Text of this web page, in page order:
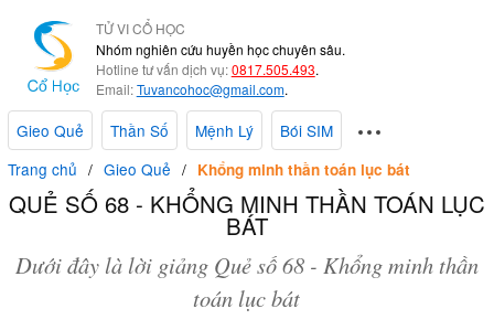
TỬ VI CỔ HỌC
Nhóm nghiên cứu huyền học chuyên sâu.
Hotline tư vấn dịch vụ:0817.505.493.
Email:Tuvancohoc@gmail.com.
Gieo Quẻ Thần Số Mệnh Lý
Bói SIM
Trang chủ
Gieo Quẻ Khổng minh thần toán lục bát
QUẺ SỐ 68 - KHỔNG MINH THẦN TOÁN LỤC
BÁT
Dưới đây là lời giảng Quẻ số 68 - Khổng minh thần
toán lục bát